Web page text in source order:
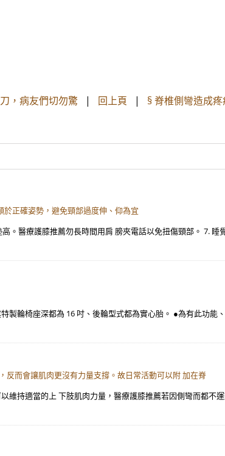
，病友們切勿驚 | 回上頁 | § 脊椎側彎造成
正確姿勢，避免頸部過度伸、仰為宜
。醫療護膝推薦勿長時間用肩 膀夾電話以免扭傷頸部。 7.
製輪椅座深都為 16 吋、後輪型式都為實心胎。 ●為有此功能
反而會讓肌肉更沒有力量支撐。故日常活動可以附 加在脊
維持適當的上 下肢肌肉力量，醫療護膝推薦若因側彎而都不